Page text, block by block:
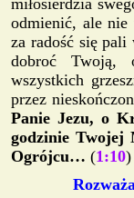
miłosierdzia
odmienić, ale nie
za radość się
dobroć Twoją,
wszystkich
przez
Panie Jezu, o
godzinie Twojej
Ogrójcu… (1:10)